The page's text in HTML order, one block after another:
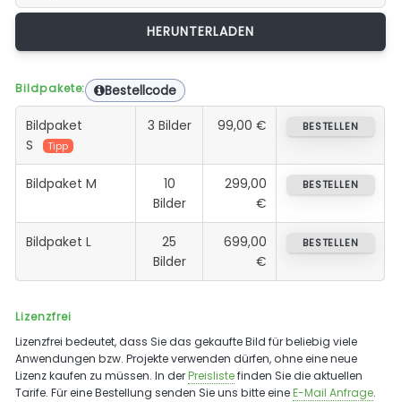
Bildpakete: Bestellcode
Bildpaket
S
Tipp
3 Bilder 99,00 € BESTELLEN
Bildpaket M
10
Bilder
299,00
€
BESTELLEN
Bildpaket L
25
Bilder
699,00
€
BESTELLEN
Lizenzfrei
Lizenzfrei bedeutet, dass Sie das gekaufte Bild für beliebig viele
Anwendungen bzw. Projekte verwenden dürfen, ohne eine neue
Lizenz kaufen zu müssen. In derPreislistefinden Sie die aktuellen
Tarife. Für eine Bestellung senden Sie uns bitte eineE-Mail Anfrage.